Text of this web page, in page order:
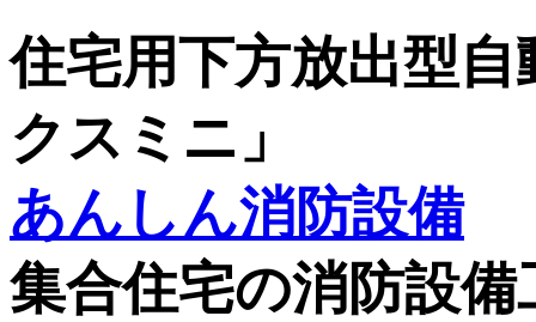
住宅用下方放出型
クスミニ」
あんしん消防設備
集合住宅の消防設備